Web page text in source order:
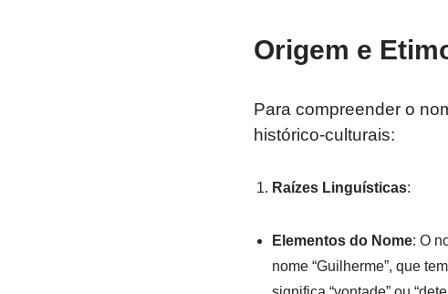
Origem e
Para compreender o
histórico-culturais:
Raízes Linguísticas:
Elementos do Nome: O
nome “Guilherme”, que